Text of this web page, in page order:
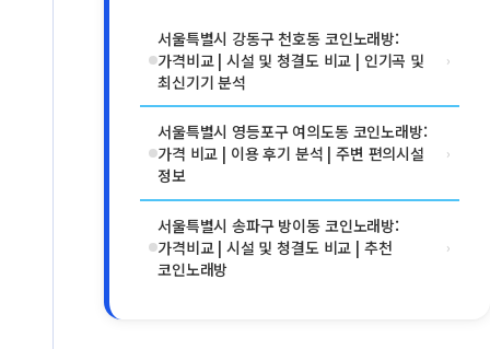
서울특별시 강동구 천호동 코인노래방:
가격비교 | 시설 및 청결도 비교 | 인기곡 및
최신기기 분석
›
서울특별시 영등포구 여의도동 코인노래방:
가격 비교 | 이용 후기 분석 | 주변 편의시설
정보
›
서울특별시 송파구 방이동 코인노래방:
가격비교 | 시설 및 청결도 비교 | 추천
코인노래방
›